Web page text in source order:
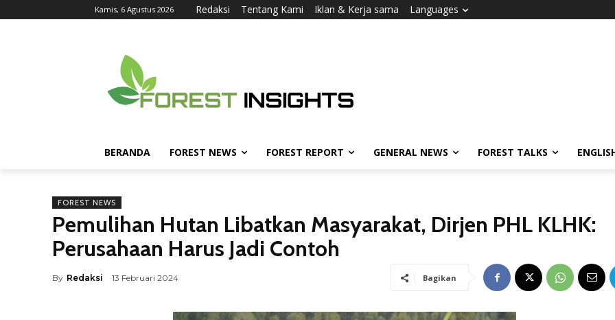
Kamis, 6 Agustus 2026 Redaksi Tentang Kami Iklan & Kerja sama Languages
BERANDA FOREST NEWS FOREST REPORT GENERAL NEWS FOREST TALKS
FOREST NEWS
Pemulihan Hutan Libatkan Masyarakat, Dirjen PHL KLHK:
Perusahaan Harus Jadi Contoh
By Redaksi 13 Februari 2024 Bagikan